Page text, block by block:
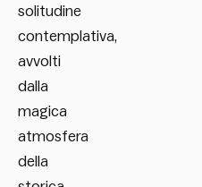
solitudine
contemplativa,
avvolti
dalla
magica
atmosfera
della